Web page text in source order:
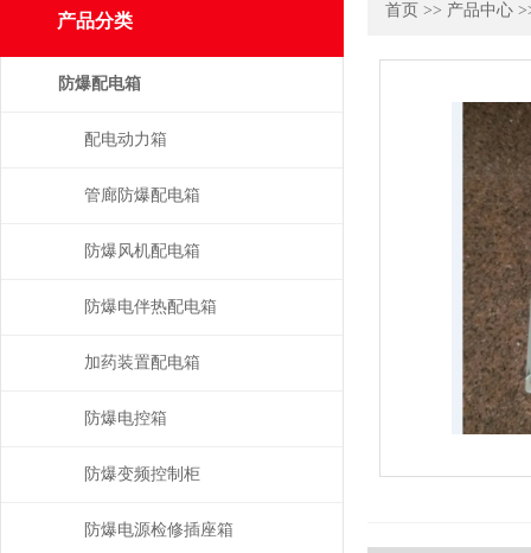
首页 >> 产品中心
产品分类
防爆配电箱
配电动力箱
管廊防爆配电箱
防爆风机配电箱
防爆电伴热配电箱
加药装置配电箱
防爆电控箱
防爆变频控制柜
防爆电源检修插座箱